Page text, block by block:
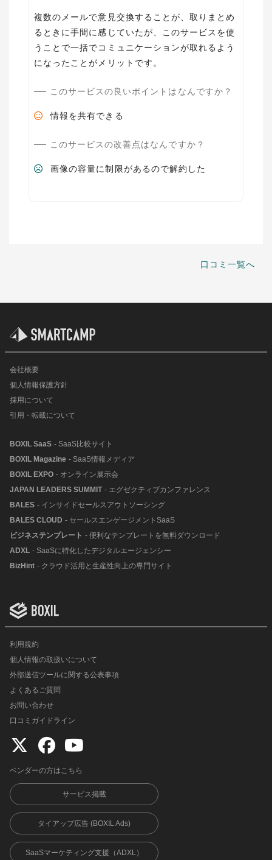
複数のメールで意見交換することが、取りまとめ
るときに手間に感じていたが、このサービスを使
うことで一括でコミュニケーションが取れるよう
になったことがメリットです。
このサービスの良いポイントはなんですか？
情報を共有できる
このサービスの改善点はなんですか？
画像の容量に制限があるので解約した
口コミ一覧へ
会社概要
個人情報保護方針
採用について
引用・転載について
BOXIL SaaS - SaaS比較サイト
BOXIL Magazine - SaaS情報メディア
BOXIL EXPO - オンライン展示会
JAPAN LEADERS SUMMIT - エグゼクティブカンファレンス
BALES - インサイドセールスアウトソーシング
BALES CLOUD - セールスエンゲージメントSaaS
ビジネステンプレート - 便利なテンプレートを無料ダウンロード
ADXL - SaaSに特化したデジタルエージェンシー
BizHint - クラウド活用と生産性向上の専門サイト
利用規約
個人情報の取扱いについて
外部送信ツールに関する公表事項
よくあるご質問
お問い合わせ
口コミガイドライン
ベンダーの方はこちら
サービス掲載
タイアップ広告 (BOXIL Ads)
SaaSマーケティング支援（ADXL）